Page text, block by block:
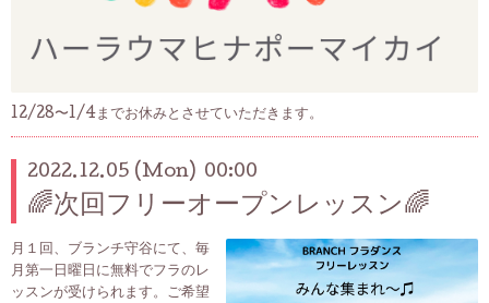
12/28〜1/4までお休みとさせていただきます。
2022.12.05 (Mon) 00:00
🌈次回フリーオープンレッスン🌈
月１回、ブランチ守谷にて、毎
月第一日曜日に無料でフラのレ
ッスンが受けられます。ご希望